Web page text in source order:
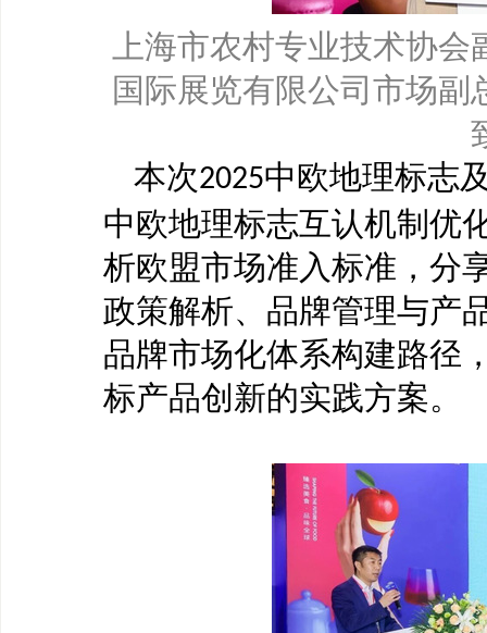
上海市农村专业技术协
国际展览有限公司市场
本次2025中欧地理标志
中欧地理标志互认机制优
析欧盟市场准入标准，分
政策解析、品牌管理与产
品牌市场化体系构建路径
标产品创新的实践方案。